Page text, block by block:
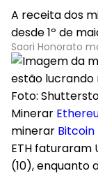
A receita dos
desde 1º de
Saori Honorato
Foto:
Minerar
minerar Bitcoin
ETH faturaram
(10), enquanto